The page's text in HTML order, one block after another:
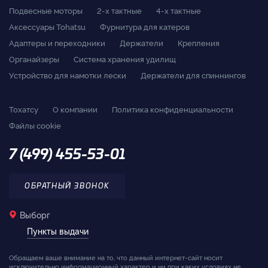
Подвесные моторы 2-x тактные
4-x тактные
Аксессуары Tohatsu
Фурнитура для катеров
Адаптеры и переходники
Держатели
Крепления
Органайзеры
Система хранения удилищ
Устройство для намотки лески
Держатели для спиннингов
Тохатсу О компании
Политика конфиденциальности
Файлы cookie
7 (499) 455-53-01
ОБРАТНЫЙ ЗВОНОК
Выборг
Пункты выдачи
Обращаем ваше внимание на то, что данный интернет-сайт носит